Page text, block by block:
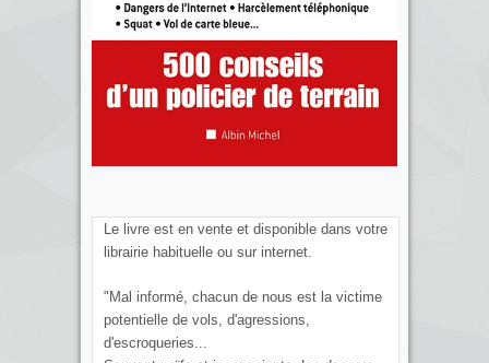
Le livre est en vente et disponible dans votre
librairie habituelle ou sur internet.
"Mal informé, chacun de nous est la victime
potentielle de vols, d'agressions,
d'escroqueries...